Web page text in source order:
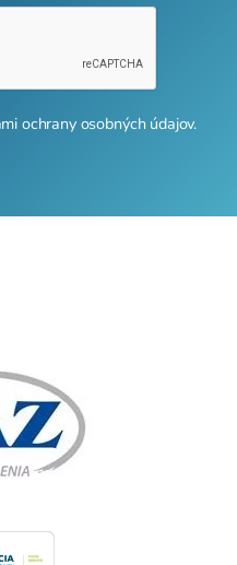
ochrany osobných údajov.